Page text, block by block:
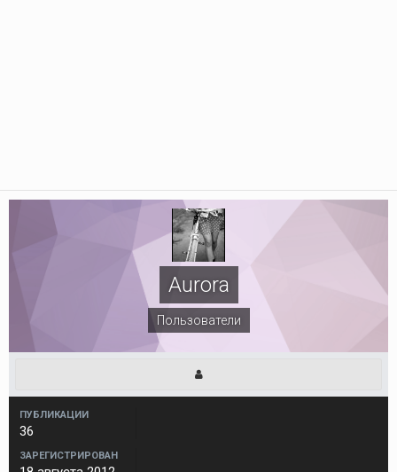
Aurora
Пользователи
ПУБЛИКАЦИИ
36
ЗАРЕГИСТРИРОВАН